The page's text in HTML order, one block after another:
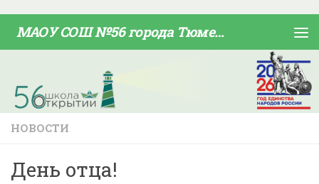
МАОУ СОШ №56 города Тюмени
НОВОСТИ
День отца!